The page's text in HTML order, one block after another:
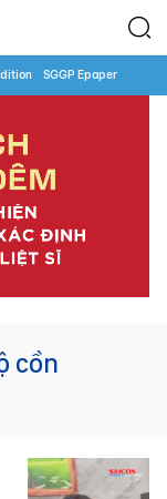
SGGP Epaper
cồn